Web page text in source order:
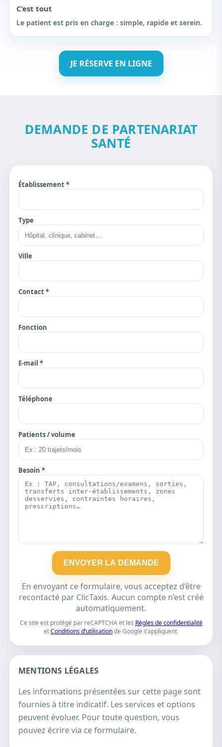
C’est tout
Le patient est pris en charge : simple, rapide et serein.
JE RÉSERVE EN LIGNE
DEMANDE DE PARTENARIAT
SANTÉ
Établissement *
Type
Ville
Contact *
Fonction
E-mail *
Téléphone
Patients / volume
Besoin *
ENVOYER LA DEMANDE
En envoyant ce formulaire, vous acceptez d’être
recontacté par ClicTaxis. Aucun compte n’est créé
automatiquement.
Ce site est protégé par reCAPTCHA et les Règles de confidentialité
etConditions d’utilisationde Google s’appliquent.
MENTIONS LÉGALES
Les informations présentées sur cette page sont
fournies à titre indicatif. Les services et options
peuvent évoluer. Pour toute question, vous
pouvez écrire via ce formulaire.